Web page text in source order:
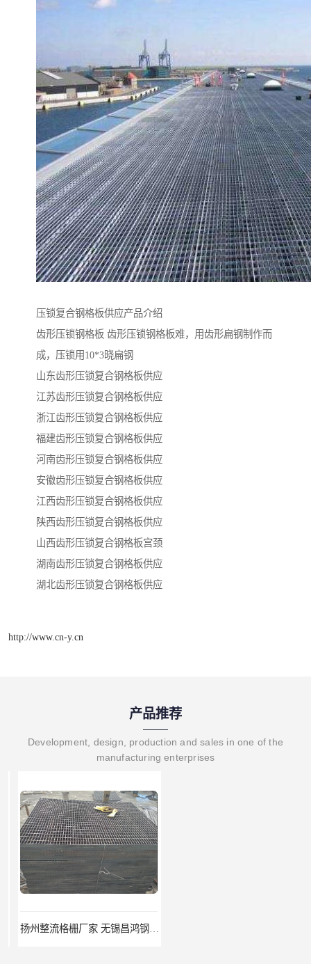
压锁复合钢格板供应产品介绍
齿形压锁钢格板 齿形压锁钢格板难，用齿形扁钢制作而
成，压锁用10*3晓扁钢
山东齿形压锁复合钢格板供应
江苏齿形压锁复合钢格板供应
浙江齿形压锁复合钢格板供应
福建齿形压锁复合钢格板供应
河南齿形压锁复合钢格板供应
安徽齿形压锁复合钢格板供应
江西齿形压锁复合钢格板供应
陕西齿形压锁复合钢格板供应
山西齿形压锁复合钢格板宫颈
湖南齿形压锁复合钢格板供应
湖北齿形压锁复合钢格板供应
http://www.cn-y.cn
产品推荐
Development, design, production and sales in one of the
manufacturing enterprises
扬州整流格栅厂家 无锡昌鸿钢格板有限公司